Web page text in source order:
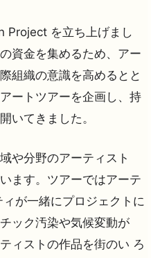
Project を立ち上げまし
資金を集めるため、アー
組織の意識を高めるとと
ートツアーを企画し、持
いてきました。
や分野のアーティスト
ます。ツアーではアーテ
が一緒にプロジェクトに
ック汚染や気候変動が
ィストの作品を街のい ろ